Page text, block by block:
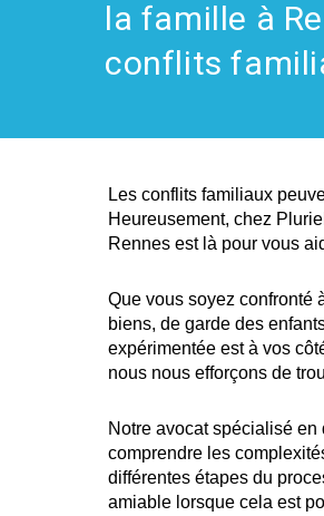
la famille à
conflits
Les conflits familiaux
Heureusement, chez
Rennes est là pour vous
Que vous soyez confronté
biens, de garde des
expérimentée est à vos
nous nous efforçons de
Notre avocat spécialisé
comprendre les
différentes étapes du
amiable lorsque cela est